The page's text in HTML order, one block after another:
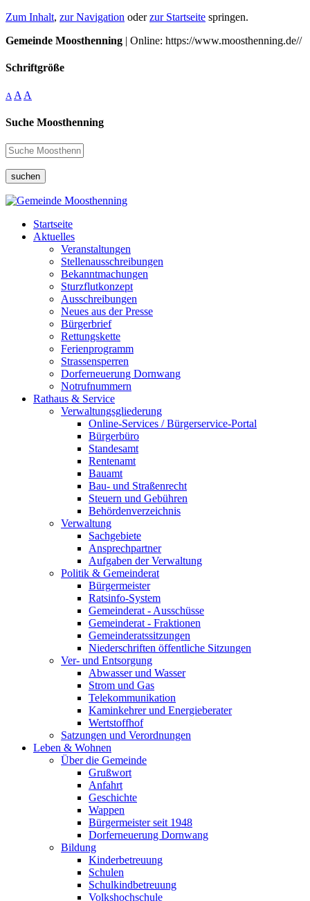
Zum Inhalt, zur Navigation oderzur Startseite springen.
Gemeinde Moosthenning | Online: https://www.moosthenning.de//
Schriftgröße
A A A
Suche Moosthenning
suchen
Startseite
Aktuelles
Veranstaltungen
Stellenausschreibungen
Bekanntmachungen
Sturzflutkonzept
Ausschreibungen
Neues aus der Presse
Bürgerbrief
Rettungskette
Ferienprogramm
Strassensperren
Dorferneuerung Dornwang
Notrufnummern
Rathaus & Service
Verwaltungsgliederung
Online-Services / Bürgerservice-Portal
Bürgerbüro
Standesamt
Rentenamt
Bauamt
Bau- und Straßenrecht
Steuern und Gebühren
Behördenverzeichnis
Verwaltung
Sachgebiete
Ansprechpartner
Aufgaben der Verwaltung
Politik & Gemeinderat
Bürgermeister
Ratsinfo-System
Gemeinderat - Ausschüsse
Gemeinderat - Fraktionen
Gemeinderatssitzungen
Niederschriften öffentliche Sitzungen
Ver- und Entsorgung
Abwasser und Wasser
Strom und Gas
Telekommunikation
Kaminkehrer und Energieberater
Wertstoffhof
Satzungen und Verordnungen
Leben & Wohnen
Über die Gemeinde
Grußwort
Anfahrt
Geschichte
Wappen
Bürgermeister seit 1948
Dorferneuerung Dornwang
Bildung
Kinderbetreuung
Schulen
Schulkindbetreuung
Volkshochschule